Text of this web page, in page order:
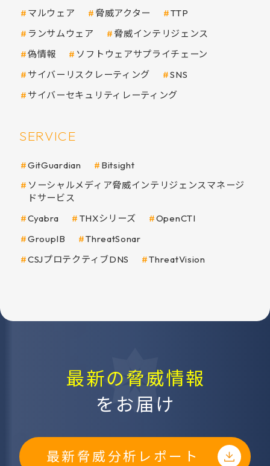
マルウェア 脅威アクター
TTP
ランサムウェア
脅威インテリジェンス
偽情報
ソフトウェアサプライチェーン
サイバーリスクレーティング
SNS
サイバーセキュリティレーティング
SERVICE
GitGuardian
Bitsight
ソーシャルメディア脅威インテリジェンスマネージ
ドサービス
Cyabra
THXシリーズ
OpenCTI
GroupIB
ThreatSonar
CSJプロテクティブDNS
ThreatVision
最新の脅威情報
をお届け
最新脅威分析レポート